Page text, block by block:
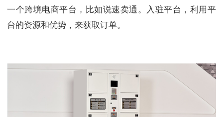
一个跨境电商平台，比如说速卖通。入驻平台，利用平
台的资源和优势，来获取订单。